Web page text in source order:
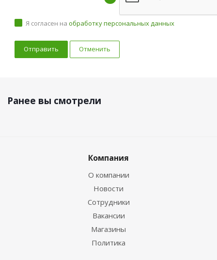
Я согласен на обработку персональных данных
Отменить
Ранее вы смотрели
Компания
О компании
Новости
Сотрудники
Вакансии
Магазины
Политика